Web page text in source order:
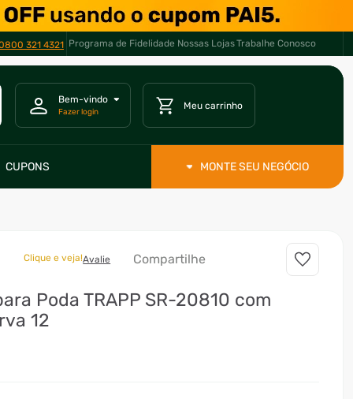
321 4321 Programa de Fidelidade Nossas LojasTrabalhe Conosco
CUPONS MONTE SEU NEGÓCIO
Clique e veja!Avalie Compartilhe
Poda TRAPP SR-20810 com
12